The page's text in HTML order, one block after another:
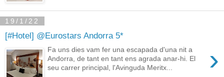
19/1/22
[#Hotel] @Eurostars Andorra 5*
›
Fa uns dies vam fer una escapada d'una nit a
Andorra, de tant en tant ens agrada anar-hi. El
seu carrer principal, l'Avinguda Meritx...